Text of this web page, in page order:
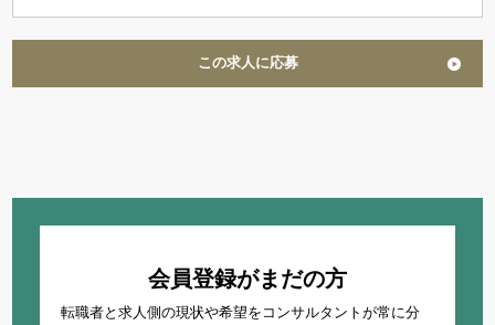
この求人に応募
会員登録がまだの方
転職者と求人側の現状や希望をコンサルタントが常に分